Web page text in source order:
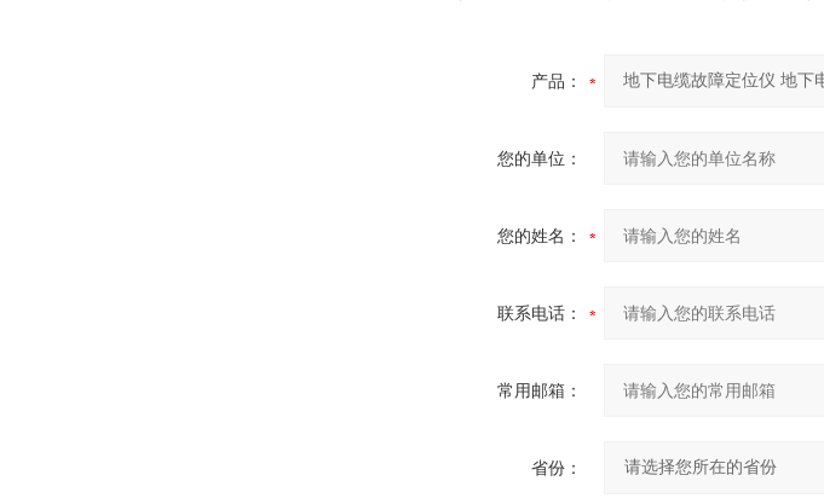
产品：
您的单位：
您的姓名：
联系电话：
常用邮箱：
省份：